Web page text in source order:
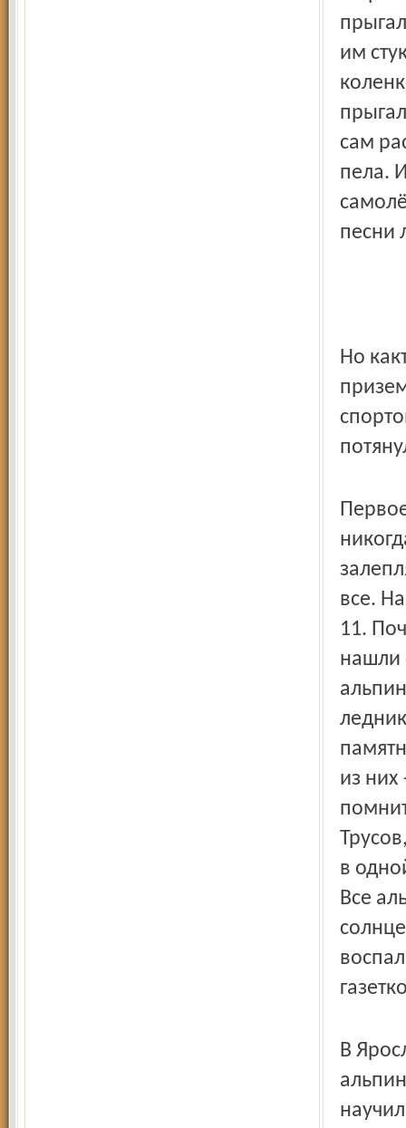
им
сам
пела.
песни
Но
все.
11.
нашли
из них
в
Все
В